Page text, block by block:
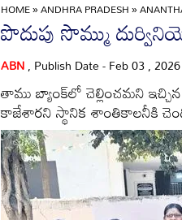
HOME»ANDHRA PRADESH»
పొదుపు సొమ్ము
ABN, Publish Date - Feb 03 ,
తాము బ్యాంక్‌లో చెల్లించమని
కాజేశారని స్థానిక శాంతికాలనీకి